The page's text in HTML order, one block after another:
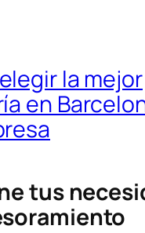
la mejor
en
tus